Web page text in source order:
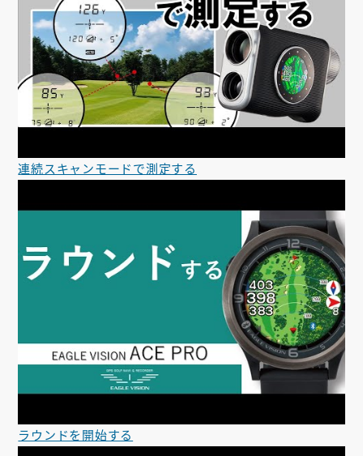
連続スキャンモードで測定する
ラウンドを開始する